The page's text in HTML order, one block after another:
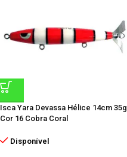
Isca Yara Devassa Hélice 14cm 35g
Cor 16 Cobra Coral
Disponível